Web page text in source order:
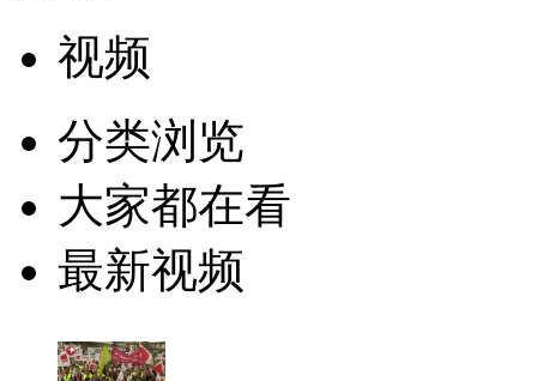
视频
分类浏览
大家都在看
最新视频